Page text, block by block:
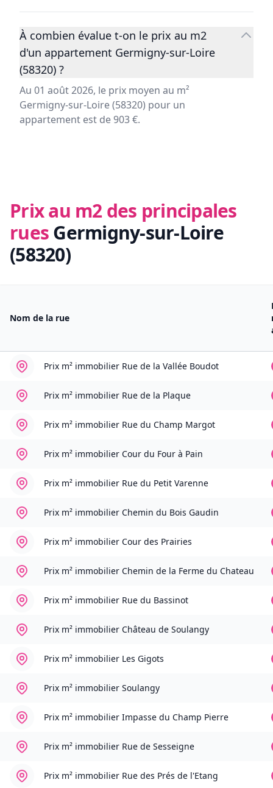
À combien évalue t-on le prix au m2
d'un appartement Germigny-sur-Loire
(58320) ?
Au 01 août 2026, le prix moyen au m²
Germigny-sur-Loire (58320) pour un
appartement est de 903 €.
Prix au m2 des principales
ruesGermigny-sur-Loire
(58320)
Nom de la rue
Prix m² immobilier Rue de la Vallée Boudot
Prix m² immobilier Rue de la Plaque
Prix m² immobilier Rue du Champ Margot
Prix m² immobilier Cour du Four à Pain
Prix m² immobilier Rue du Petit Varenne
Prix m² immobilier Chemin du Bois Gaudin
Prix m² immobilier Cour des Prairies
Prix m² immobilier Chemin de la Ferme du Chateau
Prix m² immobilier Rue du Bassinot
Prix m² immobilier Château de Soulangy
Prix m² immobilier Les Gigots
Prix m² immobilier Soulangy
Prix m² immobilier Impasse du Champ Pierre
Prix m² immobilier Rue de Sesseigne
Prix m² immobilier Rue des Prés de l'Etang